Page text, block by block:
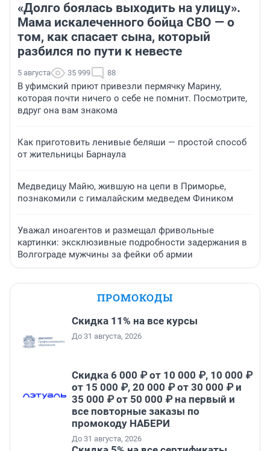
«Долго боялась выходить на улицу».
Мама искалеченного бойца СВО — о
том, как спасает сына, который
разбился по пути к невесте
5 августа 35 999 88
В уфимский приют привезли пермячку Марину,
которая почти ничего о себе не помнит. Посмотрите,
вдруг она вам знакома
Как приготовить ленивые беляши — простой способ
от жительницы Барнаула
Медведицу Майю, жившую на цепи в Приморье,
познакомили с гималайским медведем Фиником
Уважал иноагентов и размещал фривольные
картинки: эксклюзивные подробности задержания в
Волгограде мужчины за фейки об армии
ПРОМОКОДЫ
Скидка 11% на все курсы
До 31 августа, 2026
Скидка 6 000 ₽ от 10 000 ₽, 10 000 ₽
от 15 000 ₽, 20 000 ₽ от 30 000 ₽ и
35 000 ₽ от 50 000 ₽ на первый и
все повторные заказы по
промокоду НАБЕРИ
До 31 августа, 2026